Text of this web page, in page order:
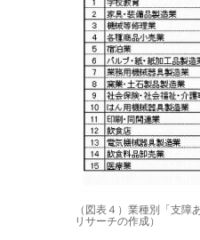
（図表４）業種別「支障
リサーチの作成）